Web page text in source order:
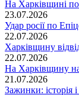
На Харківщині
23.07.2026
Удар росії по
22.07.2026
Харківщину
22.07.2026
На Харківщину
21.07.2026
Зажинки: історія